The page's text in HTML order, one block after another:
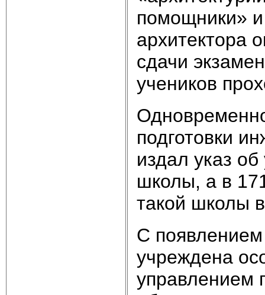
помощники»
архитектора
сдачи
учеников
подготовки
издал указ
школы, а в
такой школы
С появлением
учреждена
управлением